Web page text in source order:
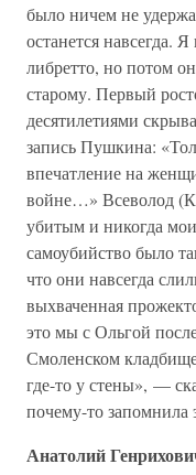
было ничем не
останется навсегда.
либретто, но потом
старому. Первый
десятилетиями
запись Пушкина:
впечатление на
войне…» Всеволод
убитым и никогда
самоубийство было
что они навсегда
выхваченная
это мы с Ольгой
Смоленском
где-то у стены», —
почему-то запомнила
Анатолий